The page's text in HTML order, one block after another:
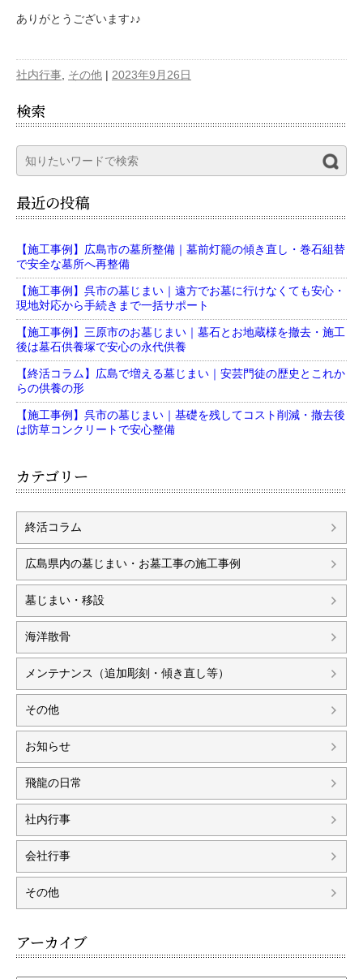
ありがとうございます♪♪
社内行事 その他 | 2023年9月26日
検索
最近の投稿
【施工事例】広島市の墓所整備｜墓前灯籠の傾き直し・巻石組替
で安全な墓所へ再整備
【施工事例】呉市の墓じまい｜遠方でお墓に行けなくても安心・
現地対応から手続きまで一括サポート
【施工事例】三原市のお墓じまい｜墓石とお地蔵様を撤去・施工
後は墓石供養塚で安心の永代供養
【終活コラム】広島で増える墓じまい｜安芸門徒の歴史とこれか
らの供養の形
【施工事例】呉市の墓じまい｜基礎を残してコスト削減・撤去後
は防草コンクリートで安心整備
カテゴリー
終活コラム
広島県内の墓じまい・お墓工事の施工事例
墓じまい・移設
海洋散骨
メンテナンス（追加彫刻・傾き直し等）
その他
お知らせ
飛龍の日常
社内行事
会社行事
その他
アーカイブ